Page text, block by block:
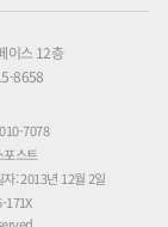
이스 12층
8658
7078
포스트
자: 2013년 12월 2일
171X